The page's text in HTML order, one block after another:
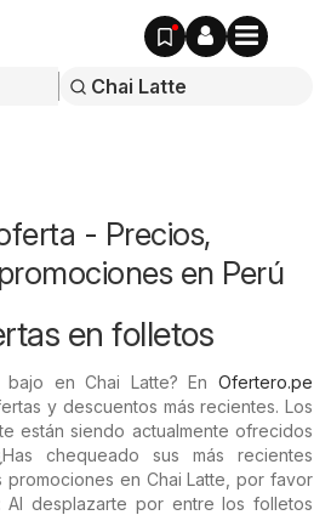
- Precios,
en Perú
en folletos
en Chai Latte? En Ofertero.pe
y descuentos más recientes. Los
están siendo actualmente ofrecidos
chequeado sus más recientes
promociones en Chai Latte, por favor
Al desplazarte por entre los folletos